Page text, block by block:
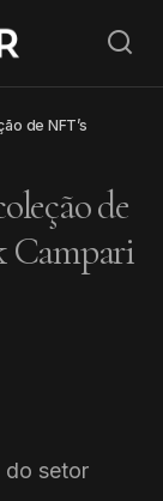
de NFT’s
de
Campari
do setor